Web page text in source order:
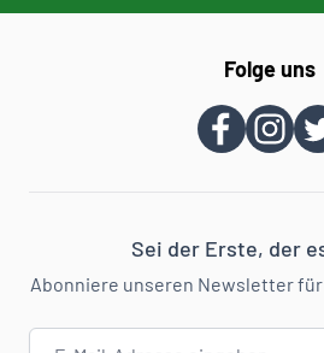
Folge uns
Sei der Erste, der
Abonniere unseren Newsletter
E-Mail-Adresse